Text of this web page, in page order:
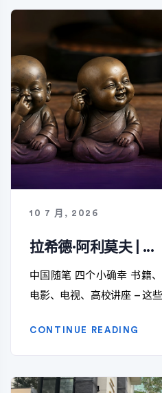
10 7 月, 2026
拉希德·阿利莫夫 | ...
中国随笔 四个小确幸 书籍
电影、电视、高校讲座 – 这
CONTINUE READING